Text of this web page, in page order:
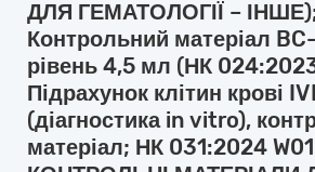
ДЛЯ ГЕМАТОЛОГІЇ –
Контрольний матеріал
рівень 4,5 мл (НК
Підрахунок клітин крові
(діагностика in vitro),
матеріал; НК 031:2024